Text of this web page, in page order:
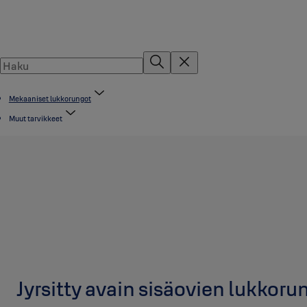
Mekaaniset lukkorungot
Muut tarvikkeet
Jyrsitty avain sisäovien